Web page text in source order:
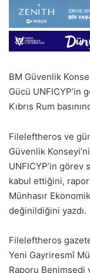
BM Güvenlik
Gücü UNFICYP’in
Kıbrıs Rum
Fileleftheros ve
Güvenlik
UNFICYP’in görev
kabul ettiğini,
Münhasır
değinildiğini yazdı.
Fileleftheros
Yeni Gayriresmî
Raporu Benimsedi